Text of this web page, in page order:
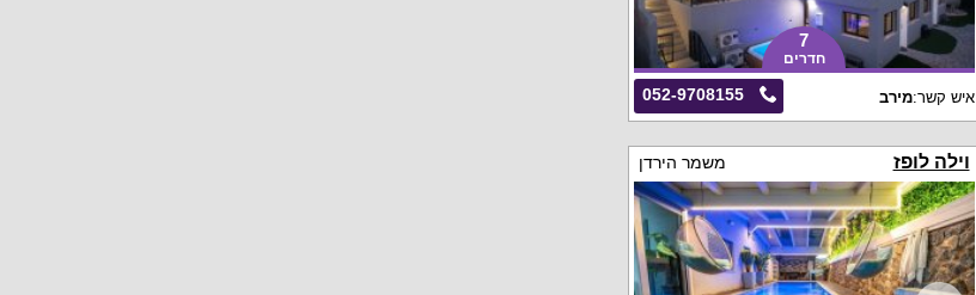
7
חדרים
052-9708155 איש קשר:מירב
וילה לופז משמר הירדן